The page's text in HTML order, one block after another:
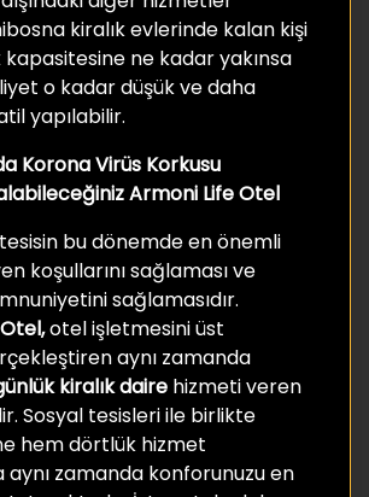
kiralık evlerinde kalan kişi
kapasitesine ne kadar yakınsa
o kadar düşük ve daha
yapılabilir.
Korona Virüs Korkusu
Armoni Life Otel
bu dönemde en önemli
koşullarını sağlaması ve
sağlamasıdır.
otel işletmesini üst
aynı zamanda
kiralık daire hizmeti veren
Sosyal tesisleri ile birlikte
hem dörtlük hizmet
zamanda konforunuzu en